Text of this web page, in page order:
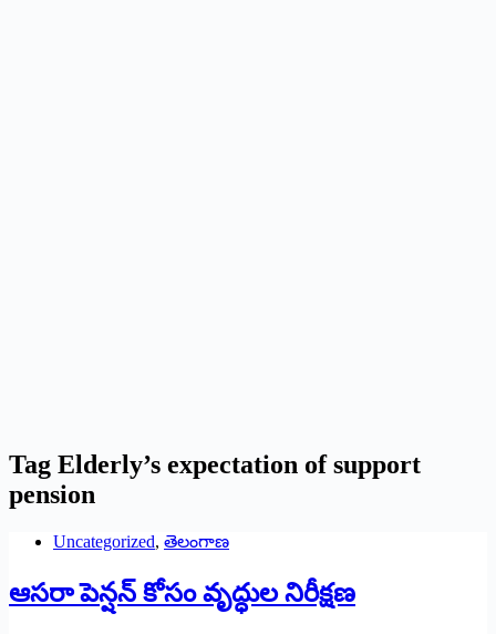
Tag Elderly’s expectation of support
pension
Uncategorized, తెలంగాణ
ఆసరా పెన్షన్ కోసం వృద్ధుల నిరీక్షణ